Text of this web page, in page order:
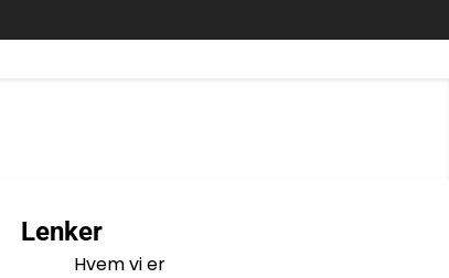
Lenker
Hvem vi er